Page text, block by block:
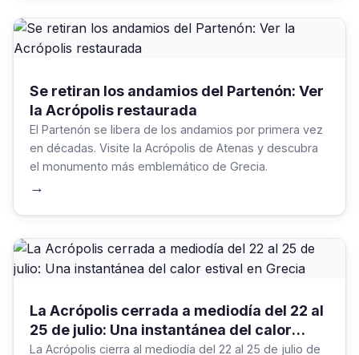
Se retiran los andamios del Partenón: Ver
la Acrópolis restaurada
El Partenón se libera de los andamios por primera vez
en décadas. Visite la Acrópolis de Atenas y descubra
el monumento más emblemático de Grecia.
→
La Acrópolis cerrada a mediodía del 22 al
25 de julio: Una instantánea del calor
estival en Grecia
La Acrópolis cierra al mediodía del 22 al 25 de julio de